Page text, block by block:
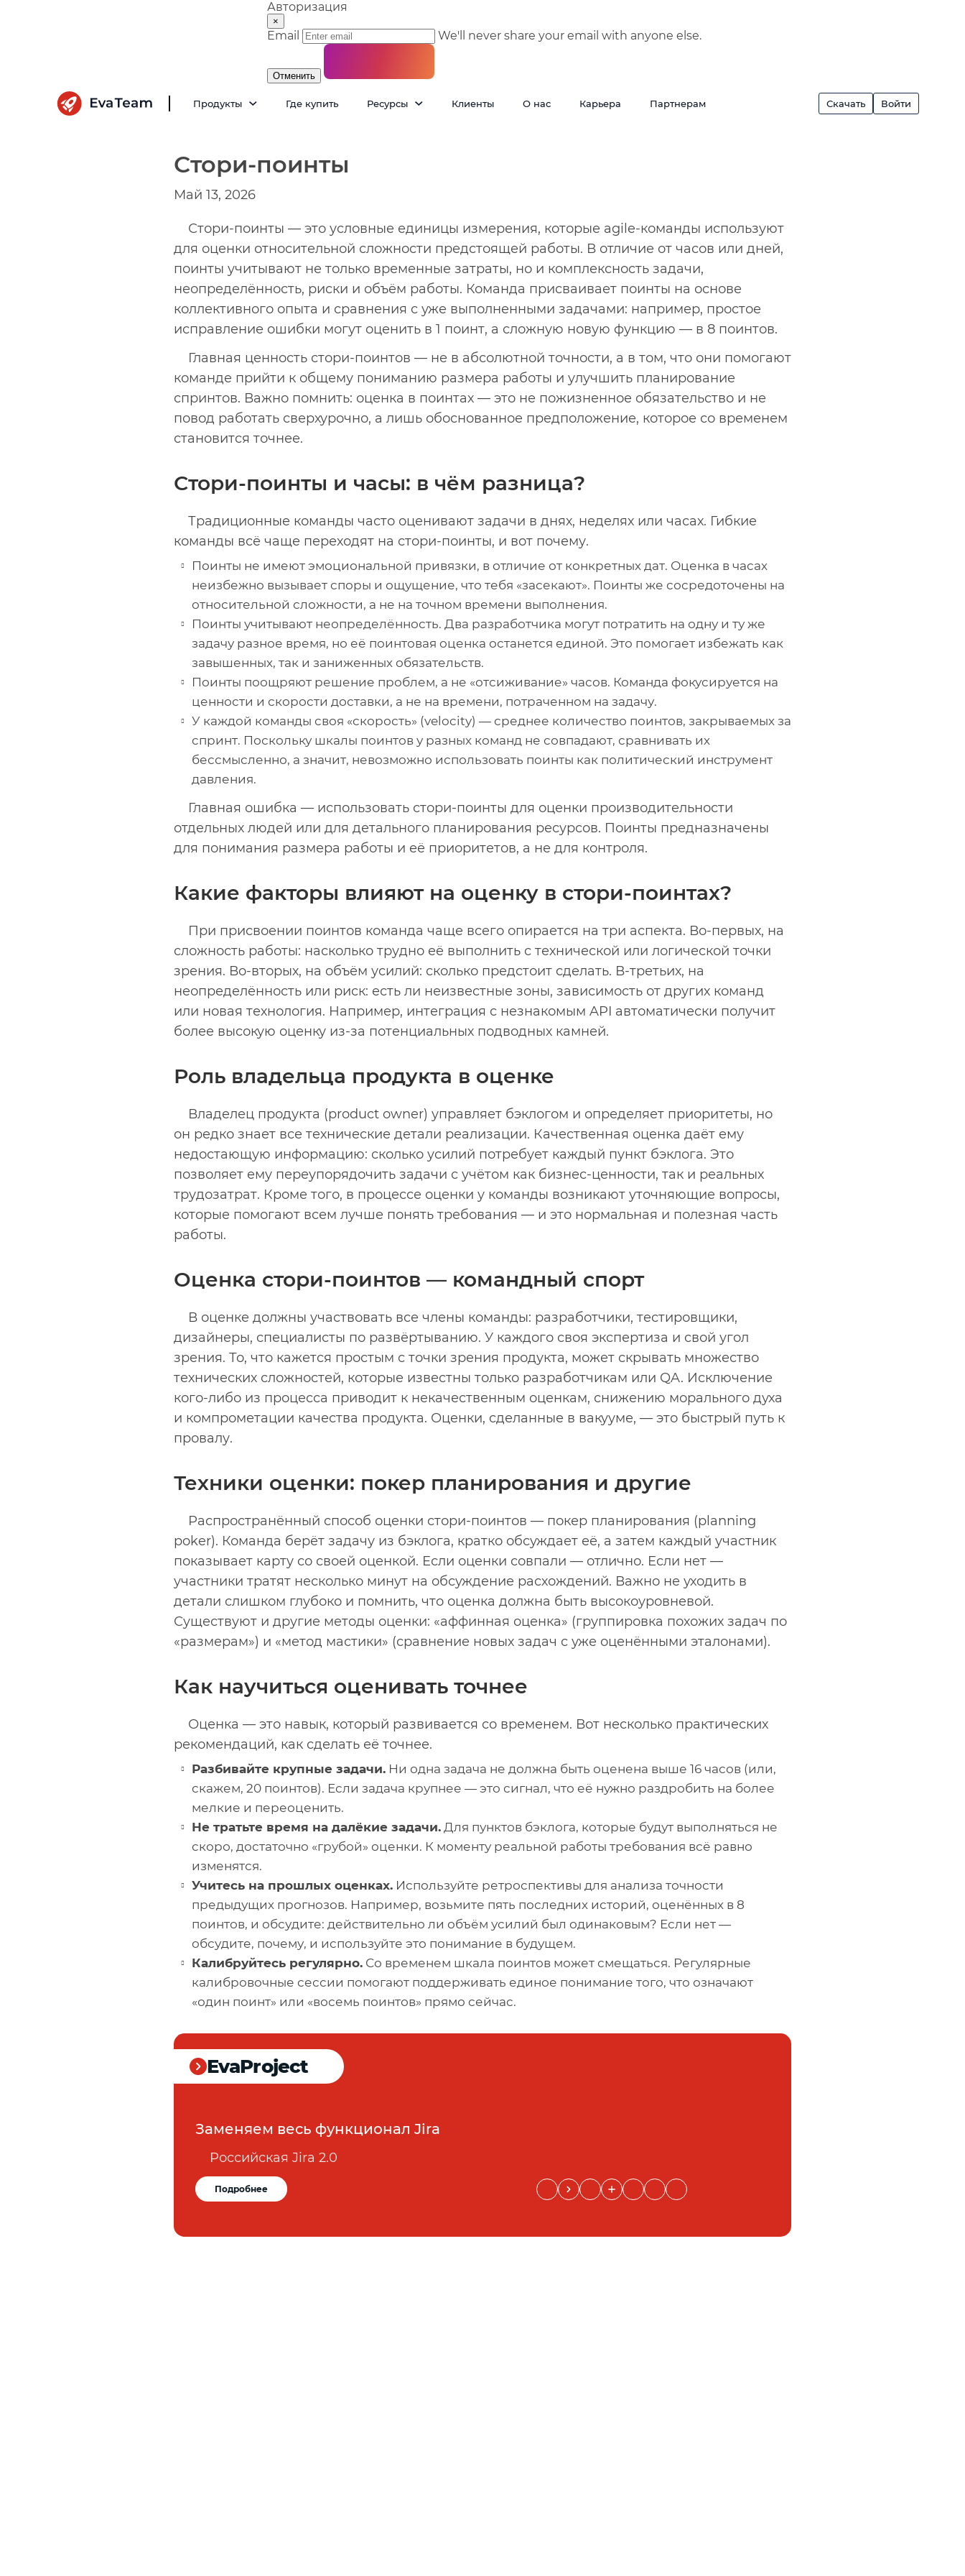
Авторизация
×
Email We'll never share your email with anyone else.
Отменить
Продукты Где купить Ресурсы Клиенты О нас Карьера Партнерам Скачать Войти
Стори-поинты
Май 13, 2026
Стори-поинты — это условные единицы измерения, которые agile‑команды используют
для оценки относительной сложности предстоящей работы. В отличие от часов или дней,
поинты учитывают не только временные затраты, но и комплексность задачи,
неопределённость, риски и объём работы. Команда присваивает поинты на основе
коллективного опыта и сравнения с уже выполненными задачами: например, простое
исправление ошибки могут оценить в 1 поинт, а сложную новую функцию — в 8 поинтов.
Главная ценность стори-поинтов — не в абсолютной точности, а в том, что они помогают
команде прийти к общему пониманию размера работы и улучшить планирование
спринтов. Важно помнить: оценка в поинтах — это не пожизненное обязательство и не
повод работать сверхурочно, а лишь обоснованное предположение, которое со временем
становится точнее.
Стори-поинты и часы: в чём разница?
Традиционные команды часто оценивают задачи в днях, неделях или часах. Гибкие
команды всё чаще переходят на стори-поинты, и вот почему.
Поинты не имеют эмоциональной привязки, в отличие от конкретных дат. Оценка в часах
неизбежно вызывает споры и ощущение, что тебя «засекают». Поинты же сосредоточены на
относительной сложности, а не на точном времени выполнения.
Поинты учитывают неопределённость. Два разработчика могут потратить на одну и ту же
задачу разное время, но её поинтовая оценка останется единой. Это помогает избежать как
завышенных, так и заниженных обязательств.
Поинты поощряют решение проблем, а не «отсиживание» часов. Команда фокусируется на
ценности и скорости доставки, а не на времени, потраченном на задачу.
У каждой команды своя «скорость» (velocity) — среднее количество поинтов, закрываемых за
спринт. Поскольку шкалы поинтов у разных команд не совпадают, сравнивать их
бессмысленно, а значит, невозможно использовать поинты как политический инструмент
давления.
Главная ошибка — использовать стори-поинты для оценки производительности
отдельных людей или для детального планирования ресурсов. Поинты предназначены
для понимания размера работы и её приоритетов, а не для контроля.
Какие факторы влияют на оценку в стори-поинтах?
При присвоении поинтов команда чаще всего опирается на три аспекта. Во‑первых, на
сложность работы: насколько трудно её выполнить с технической или логической точки
зрения. Во‑вторых, на объём усилий: сколько предстоит сделать. В‑третьих, на
неопределённость или риск: есть ли неизвестные зоны, зависимость от других команд
или новая технология. Например, интеграция с незнакомым API автоматически получит
более высокую оценку из‑за потенциальных подводных камней.
Роль владельца продукта в оценке
Владелец продукта (product owner) управляет бэклогом и определяет приоритеты, но
он редко знает все технические детали реализации. Качественная оценка даёт ему
недостающую информацию: сколько усилий потребует каждый пункт бэклога. Это
позволяет ему переупорядочить задачи с учётом как бизнес-ценности, так и реальных
трудозатрат. Кроме того, в процессе оценки у команды возникают уточняющие вопросы,
которые помогают всем лучше понять требования — и это нормальная и полезная часть
работы.
Оценка стори-поинтов — командный спорт
В оценке должны участвовать все члены команды: разработчики, тестировщики,
дизайнеры, специалисты по развёртыванию. У каждого своя экспертиза и свой угол
зрения. То, что кажется простым с точки зрения продукта, может скрывать множество
технических сложностей, которые известны только разработчикам или QA. Исключение
кого-либо из процесса приводит к некачественным оценкам, снижению морального духа
и компрометации качества продукта. Оценки, сделанные в вакууме, — это быстрый путь к
провалу.
Техники оценки: покер планирования и другие
Распространённый способ оценки стори-поинтов — покер планирования (planning
poker). Команда берёт задачу из бэклога, кратко обсуждает её, а затем каждый участник
показывает карту со своей оценкой. Если оценки совпали — отлично. Если нет —
участники тратят несколько минут на обсуждение расхождений. Важно не уходить в
детали слишком глубоко и помнить, что оценка должна быть высокоуровневой.
Существуют и другие методы оценки: «аффинная оценка» (группировка похожих задач по
«размерам») и «метод мастики» (сравнение новых задач с уже оценёнными эталонами).
Как научиться оценивать точнее
Оценка — это навык, который развивается со временем. Вот несколько практических
рекомендаций, как сделать её точнее.
Разбивайте крупные задачи. Ни одна задача не должна быть оценена выше 16 часов (или,
скажем, 20 поинтов). Если задача крупнее — это сигнал, что её нужно раздробить на более
мелкие и переоценить.
Не тратьте время на далёкие задачи. Для пунктов бэклога, которые будут выполняться не
скоро, достаточно «грубой» оценки. К моменту реальной работы требования всё равно
изменятся.
Учитесь на прошлых оценках. Используйте ретроспективы для анализа точности
предыдущих прогнозов. Например, возьмите пять последних историй, оценённых в 8
поинтов, и обсудите: действительно ли объём усилий был одинаковым? Если нет —
обсудите, почему, и используйте это понимание в будущем.
Калибруйтесь регулярно. Со временем шкала поинтов может смещаться. Регулярные
калибровочные сессии помогают поддерживать единое понимание того, что означают
«один поинт» или «восемь поинтов» прямо сейчас.
EvaProject
Заменяем весь функционал Jira
Российская Jira 2.0
Подробнее